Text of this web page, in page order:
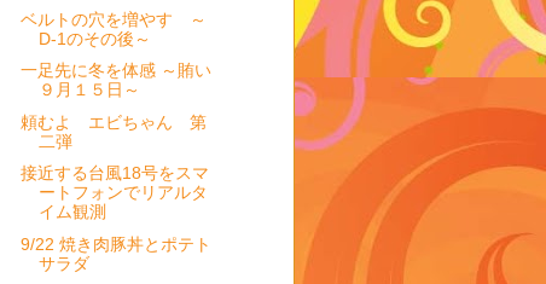
ベルトの穴を増やす ～
D-1のその後～
一足先に冬を体感 ～賄い
９月１５日～
頼むよ エビちゃん 第
二弾
接近する台風18号をスマ
ートフォンでリアルタ
イム観測
9/22 焼き肉豚丼とポテト
サラダ